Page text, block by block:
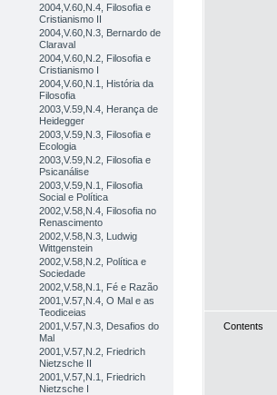
2004,V.60,N.4, Filosofia e
Cristianismo II
2004,V.60,N.3, Bernardo de
Claraval
2004,V.60,N.2, Filosofia e
Cristianismo I
2004,V.60,N.1, História da
Filosofia
2003,V.59,N.4, Herança de
Heidegger
2003,V.59,N.3, Filosofia e
Ecologia
2003,V.59,N.2, Filosofia e
Psicanálise
2003,V.59,N.1, Filosofia
Social e Política
2002,V.58,N.4, Filosofia no
Renascimento
2002,V.58,N.3, Ludwig
Wittgenstein
2002,V.58,N.2, Política e
Sociedade
2002,V.58,N.1, Fé e Razão
2001,V.57,N.4, O Mal e as
Teodiceias
2001,V.57,N.3, Desafios do
Mal
2001,V.57,N.2, Friedrich
Nietzsche II
2001,V.57,N.1, Friedrich
Nietzsche I
Contents